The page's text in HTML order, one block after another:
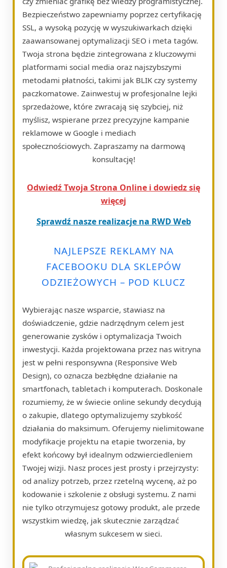
Bezpieczeństwo zapewniamy poprzez certyfikację
SSL, a wysoką pozycję w wyszukiwarkach dzięki
zaawansowanej optymalizacji SEO i meta tagów.
Twoja strona będzie zintegrowana z kluczowymi
platformami social media oraz najszybszymi
metodami płatności, takimi jak BLIK czy systemy
paczkomatowe. Zainwestuj w profesjonalne lejki
sprzedażowe, które zwracają się szybciej, niż
myślisz, wspierane przez precyzyjne kampanie
reklamowe w Google i mediach
społecznościowych. Zapraszamy na darmową
konsultację!
Odwiedź Twoja Strona Online i dowiedz się
więcej
Sprawdź nasze realizacje na RWD Web
NAJLEPSZE REKLAMY NA
FACEBOOKU DLA SKLEPÓW
ODZIEŻOWYCH – POD KLUCZ
Wybierając nasze wsparcie, stawiasz na
doświadczenie, gdzie nadrzędnym celem jest
generowanie zysków i optymalizacja Twoich
inwestycji. Każda projektowana przez nas witryna
jest w pełni responsywna (Responsive Web
Design), co oznacza bezbłędne działanie na
smartfonach, tabletach i komputerach. Doskonale
rozumiemy, że w świecie online sekundy decydują
o zakupie, dlatego optymalizujemy szybkość
działania do maksimum. Oferujemy nielimitowane
modyfikacje projektu na etapie tworzenia, by
efekt końcowy był idealnym odzwierciedleniem
Twojej wizji. Nasz proces jest prosty i przejrzysty:
od analizy potrzeb, przez rzetelną wycenę, aż po
kodowanie i szkolenie z obsługi systemu. Z nami
nie tylko otrzymujesz gotowy produkt, ale przede
wszystkim wiedzę, jak skutecznie zarządzać
własnym sukcesem w sieci.